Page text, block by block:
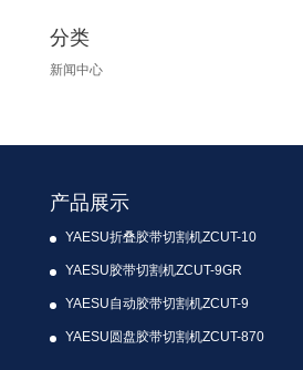
分类
新闻中心
产品展示
YAESU折叠胶带切割机ZCUT-10
YAESU胶带切割机ZCUT-9GR
YAESU自动胶带切割机ZCUT-9
YAESU圆盘胶带切割机ZCUT-870